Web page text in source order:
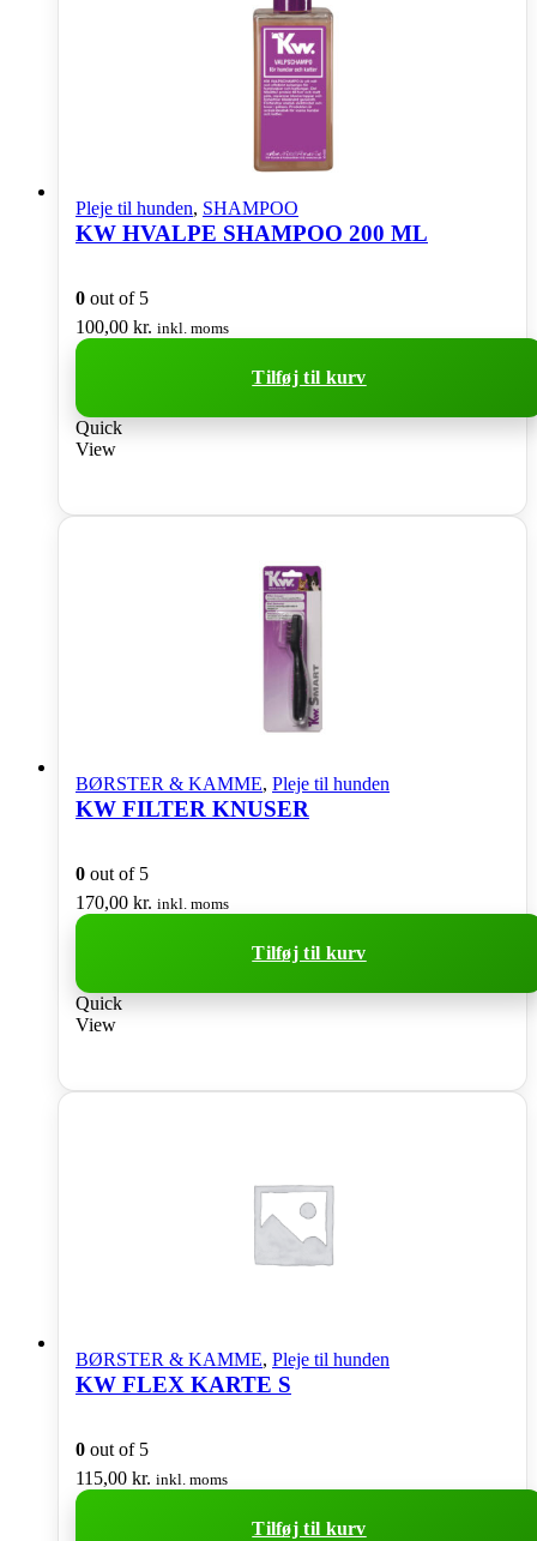
Pleje til hunden, SHAMPOO
KW HVALPE SHAMPOO 200 ML
0 out of 5
100,00 kr. inkl. moms
Tilføj til kurv
Quick
View
BØRSTER & KAMME, Pleje til hunden
KW FILTER KNUSER
0 out of 5
170,00 kr. inkl. moms
Tilføj til kurv
Quick
View
BØRSTER & KAMME, Pleje til hunden
KW FLEX KARTE S
0 out of 5
115,00 kr. inkl. moms
Tilføj til kurv